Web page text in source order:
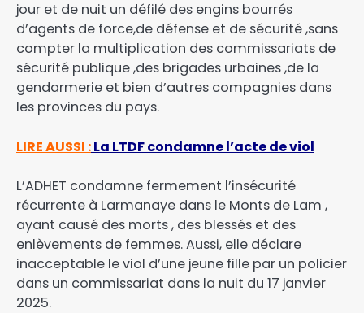
jour et de nuit un défilé des engins bourrés
d’agents de force,de défense et de sécurité ,sans
compter la multiplication des commissariats de
sécurité publique ,des brigades urbaines ,de la
gendarmerie et bien d’autres compagnies dans
les provinces du pays.
LIRE AUSSI :La LTDF condamne l’acte de viol
L’ADHET condamne fermement l’insécurité
récurrente à Larmanaye dans le Monts de Lam ,
ayant causé des morts , des blessés et des
enlèvements de femmes. Aussi, elle déclare
inacceptable le viol d’une jeune fille par un policier
dans un commissariat dans la nuit du 17 janvier
2025.